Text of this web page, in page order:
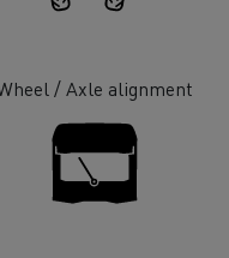
/ Axle alignment